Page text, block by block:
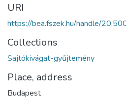
URI
https://bea.fszek.hu/handle/
Collections
Sajtókivágat-gyűjtemény
Place, address
Budapest